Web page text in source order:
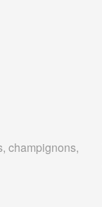
champignons,